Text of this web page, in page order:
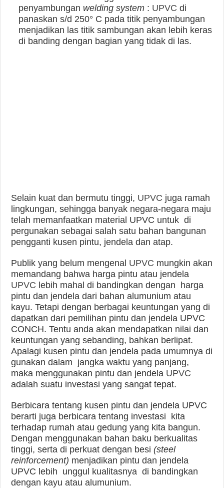
penyambungan welding system : UPVC di
panaskan s/d 250° C pada titik penyambungan
menjadikan las titik sambungan akan lebih keras
di banding dengan bagian yang tidak di las.
Selain kuat dan bermutu tinggi, UPVC juga ramah
lingkungan, sehingga banyak negara-negara maju
telah memanfaatkan material UPVC untuk di
pergunakan sebagai salah satu bahan bangunan
pengganti kusen pintu, jendela dan atap.
Publik yang belum mengenal UPVC mungkin akan
memandang bahwa harga pintu atau jendela
UPVC lebih mahal di bandingkan dengan harga
pintu dan jendela dari bahan alumunium atau
kayu. Tetapi dengan berbagai keuntungan yang di
dapatkan dari pemilihan pintu dan jendela UPVC
CONCH. Tentu anda akan mendapatkan nilai dan
keuntungan yang sebanding, bahkan berlipat.
Apalagi kusen pintu dan jendela pada umumnya di
gunakan dalam jangka waktu yang panjang,
maka menggunakan pintu dan jendela UPVC
adalah suatu investasi yang sangat tepat.
Berbicara tentang kusen pintu dan jendela UPVC
berarti juga berbicara tentang investasi kita
terhadap rumah atau gedung yang kita bangun.
Dengan menggunakan bahan baku berkualitas
tinggi, serta di perkuat dengan besi(steel
reinforcement) menjadikan pintu dan jendela
UPVC lebih unggul kualitasnya di bandingkan
dengan kayu atau alumunium.